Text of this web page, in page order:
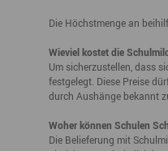
Büro- &
Gewerberäume
Die Höchstmenge an
Wieviel kostet die
Um sicherzustellen, dass
festgelegt. Diese Preise
durch Aushänge bekannt
Woher können Schulen
Die Belieferung mit